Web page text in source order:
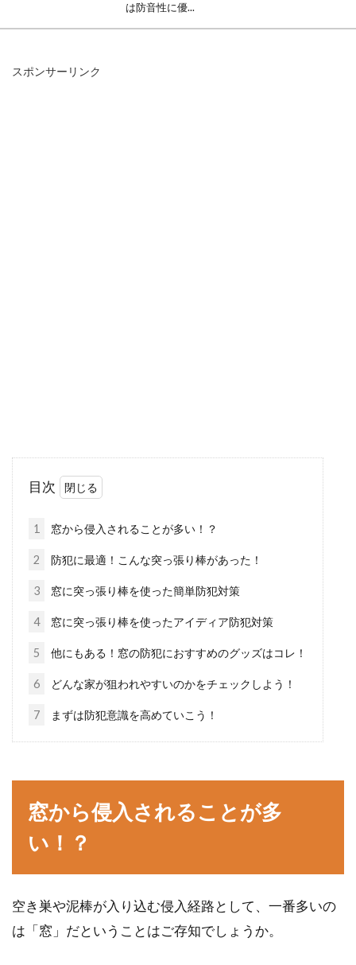
は防音性に優...
や貼る手順は？
浸透してきた便利なアイテムのひとつとして
「隙間テープ」と呼ばれるものが存在していま
夏は窓にすだれを付けたい！その取
窓に差し込む日光。夏場はこうした日光を遮
り、エアコンなどの冷房効果を高めたいもので
すよね。...
除けネットなどの防虫対策
をどこに干していますか。一戸建てでも賃貸物
スポンサーリンク
目次
1 窓から侵入されることが多い！？
2 防犯に最適！こんな突っ張り棒があった！
3 窓に突っ張り棒を使った簡単防犯対策
4 窓に突っ張り棒を使ったアイディア防犯対策
5 他にもある！窓の防犯におすすめのグッズはコレ！
6 どんな家が狙われやすいのかをチェックしよう！
7 まずは防犯意識を高めていこう！
窓から侵入されることが多
い！？
空き巣や泥棒が入り込む侵入経路として、一番多いの
は「窓」だということはご存知でしょうか。